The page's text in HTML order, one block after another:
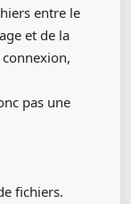
entre le
et de la
pas une
fichiers.